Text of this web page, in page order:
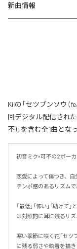
新曲情報
Kiiの「セツブンソウ
回デジタル配信され
不)」を含む全1曲とな
初音ミク×可不の2ボー
恋愛によって傷つき、
テンポ感のあるリズムで
「最低」「怖い」「助け
は対照的に耳に残るリ
寒い季節に咲く花「セツ
に残る弱さや執着を描き